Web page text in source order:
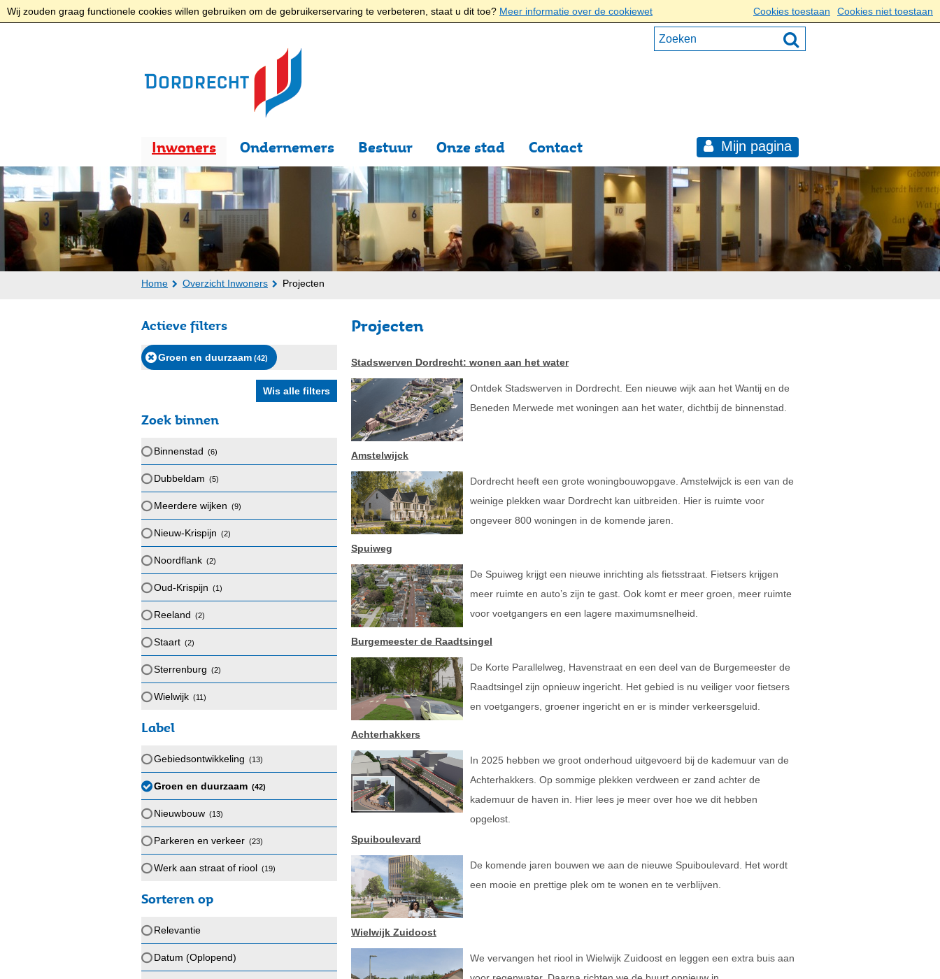
Wij zouden graag functionele cookies willen gebruiken om de gebruikerservaring te verbeteren, staat u dit toe? Meer informatie over de cookiewet Cookies toestaan Cookies niet toestaan
Inwoners Ondernemers Bestuur Onze stad Contact Mijn pagina
Home Overzicht Inwoners Projecten
Projecten
Stadswerven Dordrecht: wonen aan het water
Ontdek Stadswerven in Dordrecht. Een nieuwe wijk aan het Wantij en de
Beneden Merwede met woningen aan het water, dichtbij de binnenstad.
Amstelwijck
Dordrecht heeft een grote woningbouwopgave. Amstelwijck is een van de
weinige plekken waar Dordrecht kan uitbreiden. Hier is ruimte voor
ongeveer 800 woningen in de komende jaren.
Spuiweg
De Spuiweg krijgt een nieuwe inrichting als fietsstraat. Fietsers krijgen
meer ruimte en auto’s zijn te gast. Ook komt er meer groen, meer ruimte
voor voetgangers en een lagere maximumsnelheid.
Burgemeester de Raadtsingel
De Korte Parallelweg, Havenstraat en een deel van de Burgemeester de
Raadtsingel zijn opnieuw ingericht. Het gebied is nu veiliger voor fietsers
en voetgangers, groener ingericht en er is minder verkeersgeluid.
Achterhakkers
In 2025 hebben we groot onderhoud uitgevoerd bij de kademuur van de
Achterhakkers. Op sommige plekken verdween er zand achter de
kademuur de haven in. Hier lees je meer over hoe we dit hebben
opgelost.
Spuiboulevard
De komende jaren bouwen we aan de nieuwe Spuiboulevard. Het wordt
een mooie en prettige plek om te wonen en te verblijven.
Wielwijk Zuidoost
We vervangen het riool in Wielwijk Zuidoost en leggen een extra buis aan
Actieve filters
Groen en duurzaam (42)
Zoek binnen
Binnenstad (6)
Dubbeldam (5)
Meerdere wijken (9)
Nieuw-Krispijn (2)
Noordflank (2)
Oud-Krispijn (1)
Reeland (2)
Staart (2)
Sterrenburg (2)
Wielwijk (11)
Label
Gebiedsontwikkeling (13)
Groen en duurzaam (42)
Nieuwbouw (13)
Parkeren en verkeer (23)
Werk aan straat of riool (19)
Sorteren op
Relevantie
Datum (Oplopend)